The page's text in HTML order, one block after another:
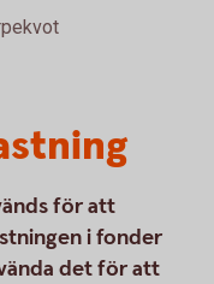
för att
i fonder
det för att